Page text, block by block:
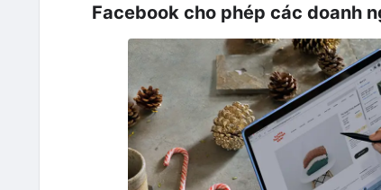
Facebook cho phép các doanh